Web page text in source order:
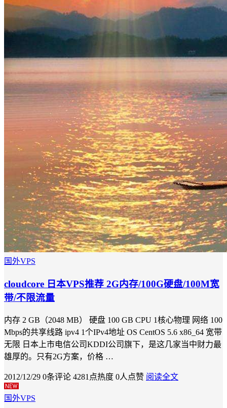
国外VPS
cloudcore 日本VPS推荐 2G内存/100G硬盘/100M宽
带/不限流量
内存 2 GB（2048 MB） 硬盘 100 GB CPU 1核心物理 网络 100
Mbps的共享线路 ipv4 1个IPv4地址 OS CentOS 5.6 x86_64 宽带
无限 日本上市电信公司KDDI公司旗下，是这几家当中财力最
雄厚的。只有2G方案，价格 …
2012/12/29 0条评论 4281点热度 0人点赞 阅读全文
国外VPS